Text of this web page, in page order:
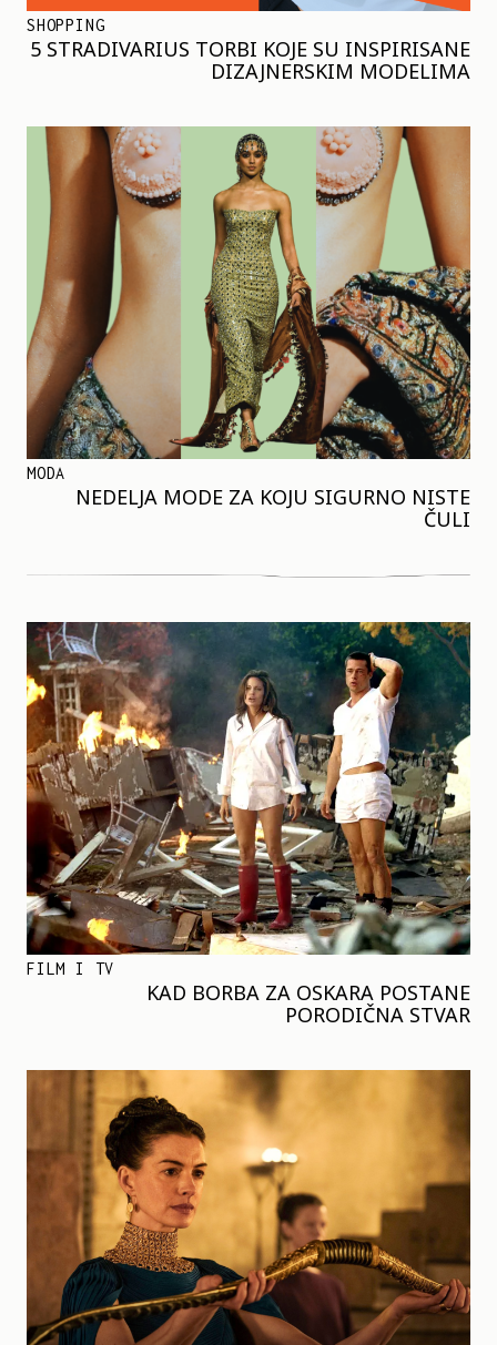
SHOPPING
5 STRADIVARIUS TORBI KOJE SU INSPIRISANE
DIZAJNERSKIM MODELIMA
MODA
NEDELJA MODE ZA KOJU SIGURNO NISTE
ČULI
FILM I TV
KAD BORBA ZA OSKARA POSTANE
PORODIČNA STVAR